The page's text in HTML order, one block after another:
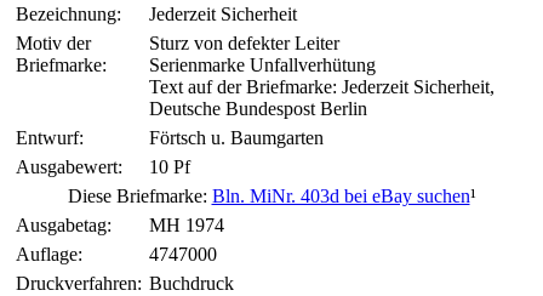
Bezeichnung:
Jederzeit Sicherheit
Motiv der
Briefmarke:
Sturz von defekter Leiter
Serienmarke Unfallverhütung
Text auf der Briefmarke: Jederzeit Sicherheit,
Deutsche Bundespost Berlin
Entwurf:
Förtsch u. Baumgarten
Ausgabewert:
10 Pf
Diese Briefmarke: Bln. MiNr. 403d bei eBay suchen¹
Ausgabetag:
MH 1974
Auflage:
4747000
Druckverfahren: Buchdruck